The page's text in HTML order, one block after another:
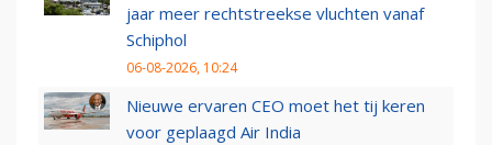
jaar meer rechtstreekse vluchten vanaf
Schiphol
06-08-2026, 10:24
Nieuwe ervaren CEO moet het tij keren
voor geplaagd Air India